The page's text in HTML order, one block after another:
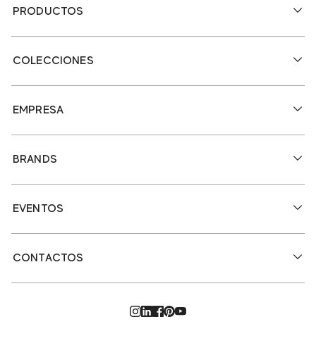
PRODUCTOS
COLECCIONES
EMPRESA
BRANDS
EVENTOS
CONTACTOS